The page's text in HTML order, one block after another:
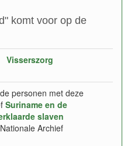
komt voor op de
Visserszorg
personen met deze
Suriname en de
slaven
Archief